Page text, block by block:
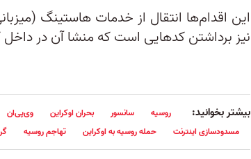
این اقدام‌‌ها انتقال از خدمات هاستینگ
نیز برداشتن کدهایی است که منشا آن در داخل
بیشتر بخوانید: روسیه سانسور بحران اوکراین وی‌پی‌ان
مسدودسازی اینترنت
حمله روسیه به اوکراین تهاجم روسیه